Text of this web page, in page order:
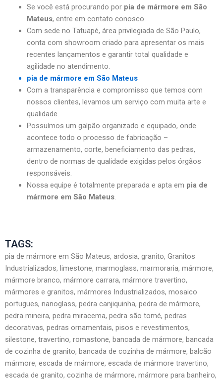
Se você está procurando por pia de mármore em São
Mateus, entre em contato conosco.
Com sede no Tatuapé, área privilegiada de São Paulo,
conta com showroom criado para apresentar os mais
recentes lançamentos e garantir total qualidade e
agilidade no atendimento.
pia de mármore em São Mateus
Com a transparência e compromisso que temos com
nossos clientes, levamos um serviço com muita arte e
qualidade.
Possuímos um galpão organizado e equipado, onde
acontece todo o processo de fabricação –
armazenamento, corte, beneficiamento das pedras,
dentro de normas de qualidade exigidas pelos órgãos
responsáveis.
Nossa equipe é totalmente preparada e apta em pia de
mármore em São Mateus.
TAGS:
pia de mármore em São Mateus, ardosia, granito, Granitos
Industrializados, limestone, marmoglass, marmoraria, mármore,
mármore branco, mármore carrara, mármore travertino,
mármores e granitos, mármores Industrializados, mosaico
portugues, nanoglass, pedra canjiquinha, pedra de mármore,
pedra mineira, pedra miracema, pedra são tomé, pedras
decorativas, pedras ornamentais, pisos e revestimentos,
silestone, travertino, romastone, bancada de mármore, bancada
de cozinha de granito, bancada de cozinha de mármore, balcão
mármore, escada de mármore, escada de mármore travertino,
escada de granito, cozinha de mármore, mármore para banheiro,